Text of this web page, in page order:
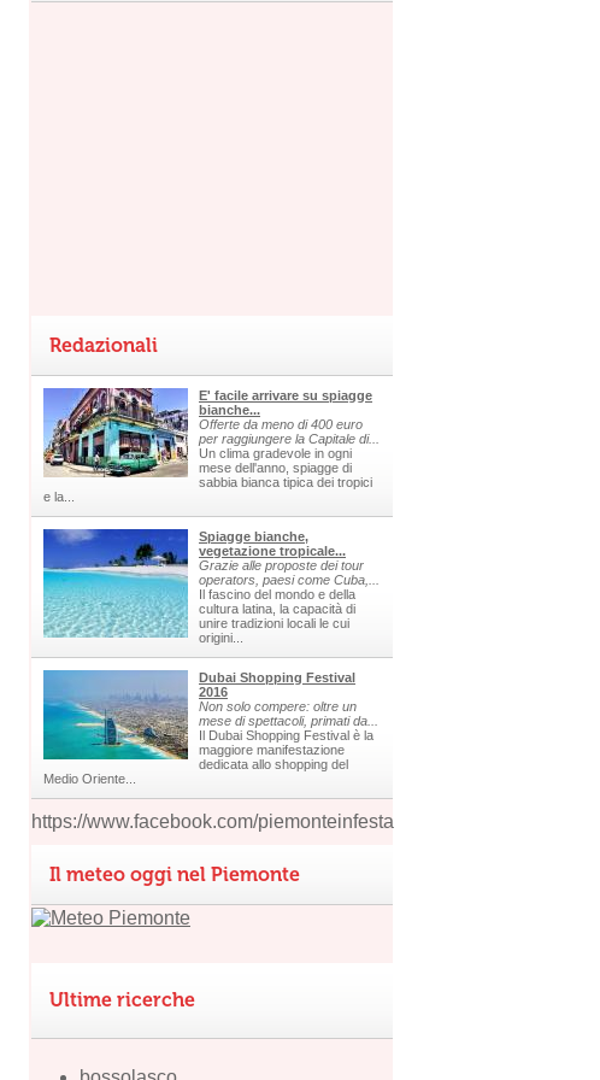
Redazionali
E' facile arrivare su spiagge
bianche...
Offerte da meno di 400 euro
per raggiungere la Capitale di...
Un clima gradevole in ogni
mese dell'anno, spiagge di
sabbia bianca tipica dei tropici
e la...
Spiagge bianche,
vegetazione tropicale...
Grazie alle proposte dei tour
operators, paesi come Cuba,...
Il fascino del mondo e della
cultura latina, la capacità di
unire tradizioni locali le cui
origini...
Dubai Shopping Festival
2016
Non solo compere: oltre un
mese di spettacoli, primati da...
Il Dubai Shopping Festival è la
maggiore manifestazione
dedicata allo shopping del
Medio Oriente...
https://www.facebook.com/piemonteinfesta
Il meteo oggi nel Piemonte
Ultime ricerche